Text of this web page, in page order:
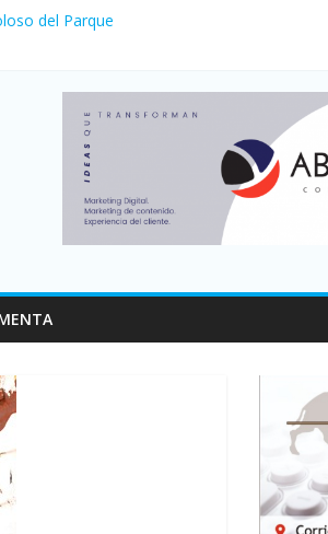
del Parque
4,6 millones de personas viajaron